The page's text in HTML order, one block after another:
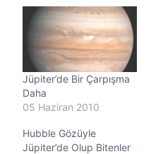
y
.
.
Jüpiter’de Bir Çarpışma
Daha
05 Haziran 2010
Hubble Gözüyle
Jüpiter’de Olup Bitenler